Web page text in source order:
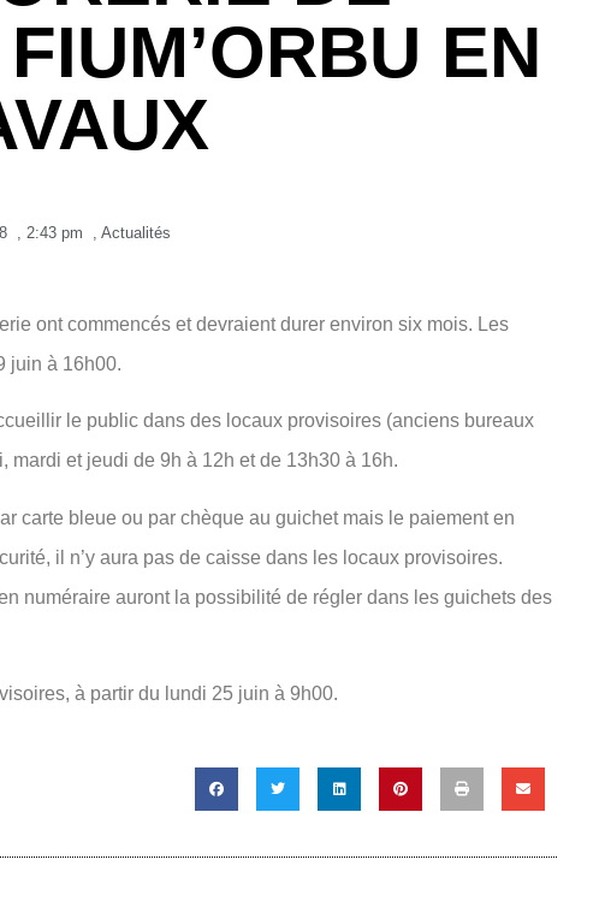
EN
, 2:43 pm , Actualités
ont commencés et devraient durer environ six mois. Les
juin à 16h00.
le public dans des locaux provisoires (anciens bureaux
mardi et jeudi de 9h à 12h et de 13h30 à 16h.
carte bleue ou par chèque au guichet mais le paiement en
il n’y aura pas de caisse dans les locaux provisoires.
numéraire auront la possibilité de régler dans les guichets des
à partir du lundi 25 juin à 9h00.